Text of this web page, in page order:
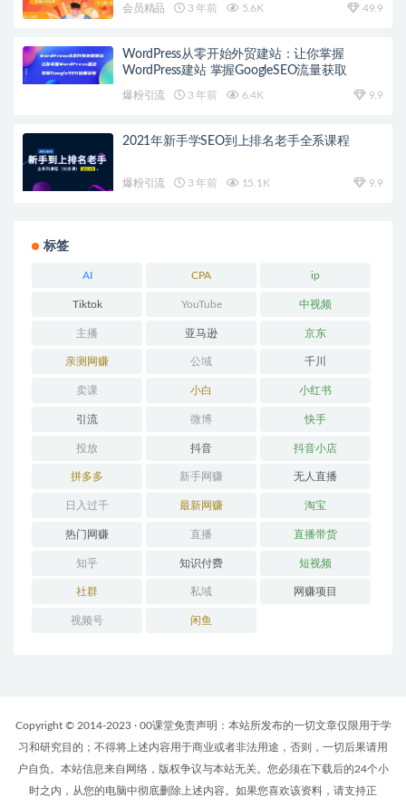
会员精品 3 年前 5.6K 49.9
WordPress从零开始外贸建站：让你掌握
WordPress建站 掌握GoogleSEO流量获取
爆粉引流 3 年前 6.4K 9.9
2021年新手学SEO到上排名老手全系课程
爆粉引流 3 年前 15.1K 9.9
标签
AI CPA ip
Tiktok YouTube 中视频
主播 亚马逊 京东
亲测网赚 公域 千川
卖课 小白 小红书
引流 微博 快手
投放 抖音 抖音小店
拼多多 新手网赚 无人直播
日入过千 最新网赚 淘宝
热门网赚 直播 直播带货
知乎 知识付费 短视频
社群 私域 网赚项目
视频号 闲鱼
Copyright © 2014-2023 · 00课堂免责声明：本站所发布的一切文章仅限用于学
习和研究目的；不得将上述内容用于商业或者非法用途，否则，一切后果请用
户自负。本站信息来自网络，版权争议与本站无关。您必须在下载后的24个小
时之内，从您的电脑中彻底删除上述内容。如果您喜欢该资料，请支持正